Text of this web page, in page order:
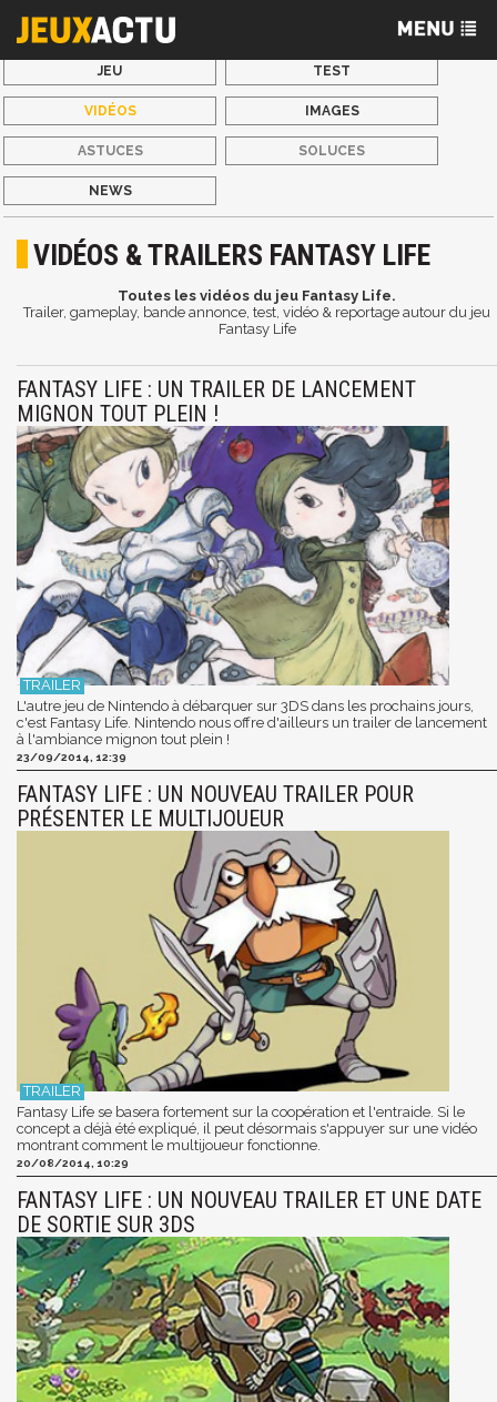
JEU TEST
VIDÉOS IMAGES
ASTUCES SOLUCES
NEWS
VIDÉOS & TRAILERS FANTASY LIFE
Toutes les vidéos du jeu Fantasy Life.
Trailer, gameplay, bande annonce, test, vidéo & reportage autour du jeu
Fantasy Life
FANTASY LIFE : UN TRAILER DE LANCEMENT
MIGNON TOUT PLEIN !
L'autre jeu de Nintendo à débarquer sur 3DS dans les prochains jours,
c'est Fantasy Life. Nintendo nous offre d'ailleurs un trailer de lancement
à l'ambiance mignon tout plein !
23/09/2014, 12:39
FANTASY LIFE : UN NOUVEAU TRAILER POUR
PRÉSENTER LE MULTIJOUEUR
Fantasy Life se basera fortement sur la coopération et l'entraide. Si le
concept a déjà été expliqué, il peut désormais s'appuyer sur une vidéo
montrant comment le multijoueur fonctionne.
20/08/2014, 10:29
FANTASY LIFE : UN NOUVEAU TRAILER ET UNE DATE
DE SORTIE SUR 3DS